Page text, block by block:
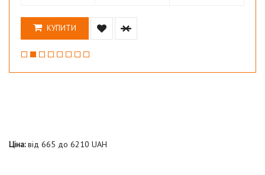
КУПИТИ
Ціна:від 665 до 6210 UAH